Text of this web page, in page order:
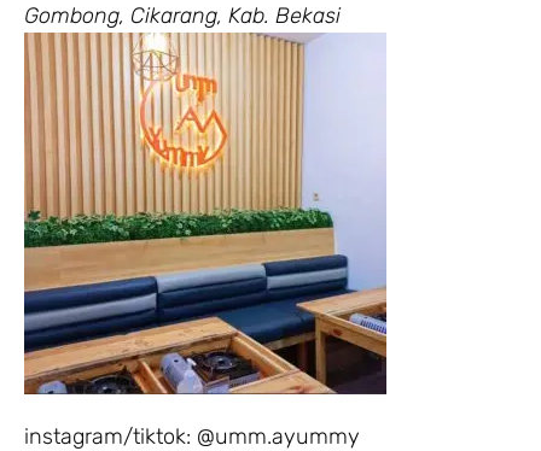
Gombong, Cikarang, Kab. Bekasi
instagram/tiktok: @umm.ayummy